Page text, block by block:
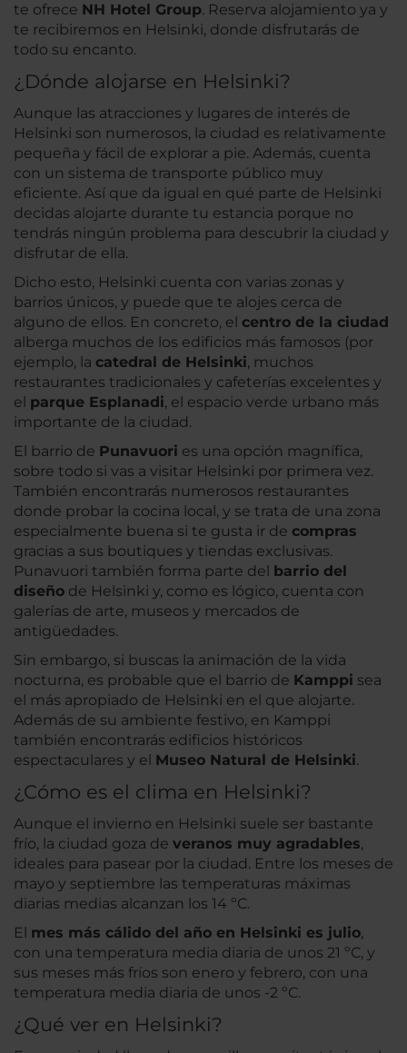
te ofrece NH Hotel Group. Reserva alojamiento ya y
te recibiremos en Helsinki, donde disfrutarás de
todo su encanto.
¿Dónde alojarse en Helsinki?
Aunque las atracciones y lugares de interés de
Helsinki son numerosos, la ciudad es relativamente
pequeña y fácil de explorar a pie. Además, cuenta
con un sistema de transporte público muy
eficiente. Así que da igual en qué parte de Helsinki
decidas alojarte durante tu estancia porque no
tendrás ningún problema para descubrir la ciudad y
disfrutar de ella.
Dicho esto, Helsinki cuenta con varias zonas y
barrios únicos, y puede que te alojes cerca de
alguno de ellos. En concreto, el centro de la ciudad
alberga muchos de los edificios más famosos (por
ejemplo, la catedral de Helsinki, muchos
restaurantes tradicionales y cafeterías excelentes y
el parque Esplanadi, el espacio verde urbano más
importante de la ciudad.
El barrio de Punavuori es una opción magnífica,
sobre todo si vas a visitar Helsinki por primera vez.
También encontrarás numerosos restaurantes
donde probar la cocina local, y se trata de una zona
especialmente buena si te gusta ir de compras
gracias a sus boutiques y tiendas exclusivas.
Punavuori también forma parte del
barrio del
diseño de Helsinki y, como es lógico, cuenta con
galerías de arte, museos y mercados de
antigüedades.
Sin embargo, si buscas la animación de la vida
nocturna, es probable que el barrio de Kamppi sea
el más apropiado de Helsinki en el que alojarte.
Además de su ambiente festivo, en Kamppi
también encontrarás edificios históricos
espectaculares y el Museo Natural de Helsinki.
¿Cómo es el clima en Helsinki?
Aunque el invierno en Helsinki suele ser bastante
frío, la ciudad goza de veranos muy agradables,
ideales para pasear por la ciudad. Entre los meses de
mayo y septiembre las temperaturas máximas
diarias medias alcanzan los 14 ºC.
El mes más cálido del año en Helsinki es julio,
con una temperatura media diaria de unos 21 ºC, y
sus meses más fríos son enero y febrero, con una
temperatura media diaria de unos -2 ºC.
¿Qué ver en Helsinki?